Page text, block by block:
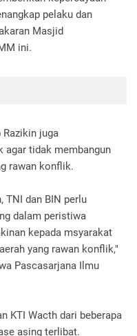
pelaku dan
Masjid
ini.
juga
agar tidak membangun
rawan konflik.
TNI dan BIN perlu
dalam peristiwa
kepada msyarakat
yang rawan konflik,"
Pascasarjana Ilmu
KTI Wacth dari beberapa
asing terlibat.